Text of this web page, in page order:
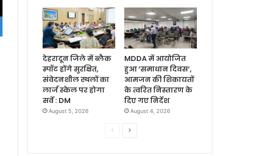
देहरादून जिले में ब्लैक
स्पॉट होंगे सुरक्षित,
संवेदनशील स्थलों का
लार्ज स्केल पर होगा
सर्वे : DM
August 5, 2026
MDDA में आयोजित
हुआ ‘समाधान दिवस’,
आमजन की शिकायतों
के त्वरित निस्तारण के
दिए गए निर्देश
August 4, 2026